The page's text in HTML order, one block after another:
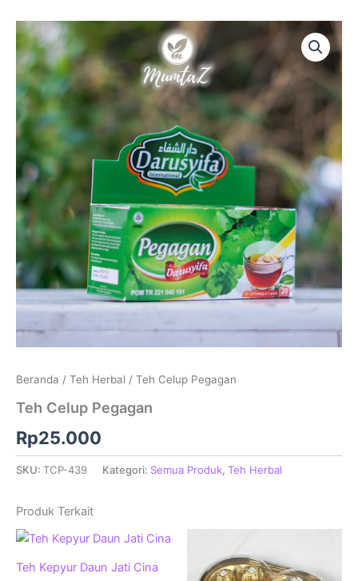
Beranda / Teh Herbal / Teh Celup Pegagan
Teh Celup Pegagan
Rp25.000
SKU: TCP-439 Kategori: Semua Produk, Teh Herbal
Produk Terkait
Teh Kepyur Daun Jati Cina